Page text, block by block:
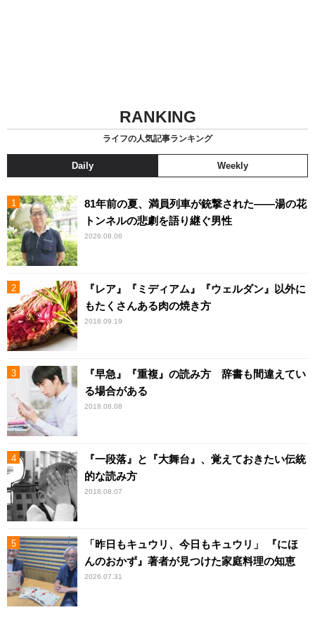
RANKING
ライフの人気記事ランキング
Daily Weekly
81年前の夏、満員列車が銃撃された――湯の花
トンネルの悲劇を語り継ぐ男性
2026.08.06
『レア』『ミディアム』『ウェルダン』以外に
もたくさんある肉の焼き方
2018.09.19
『早急』『重複』の読み方 辞書も間違えてい
る場合がある
2018.08.08
『一段落』と『大舞台』、覚えておきたい伝統
的な読み方
2018.08.07
「昨日もキュウリ、今日もキュウリ」 『にほ
んのおかず』著者が見つけた家庭料理の知恵
2026.07.31